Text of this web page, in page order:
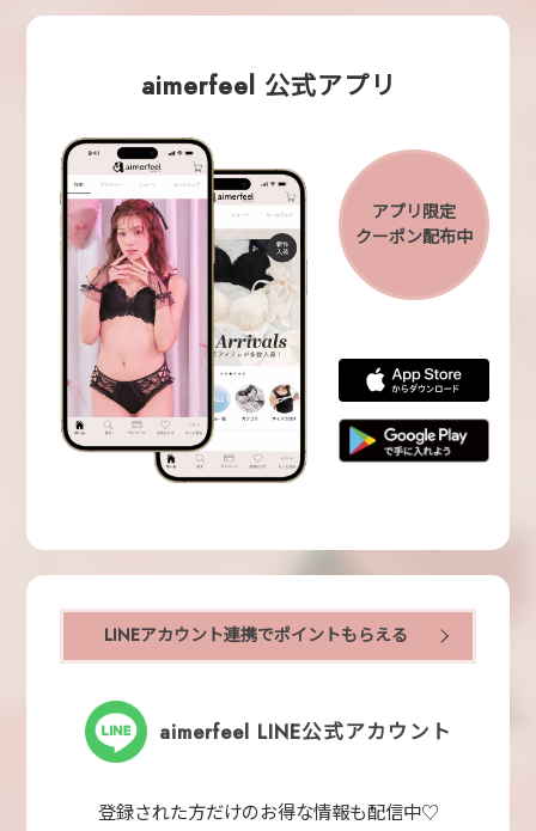
aimerfeel 公式アプリ
アプリ限定
クーポン配布中
LINEアカウント連携でポイントもらえる
aimerfeel LINE公式アカウント
登録された方だけのお得な情報も配信中♡